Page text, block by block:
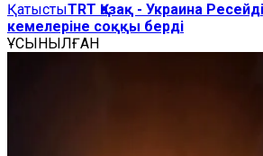
ҚатыстыTRT Қазақ - Украина
кемелеріне соққы берді
ҰСЫНЫЛҒАН